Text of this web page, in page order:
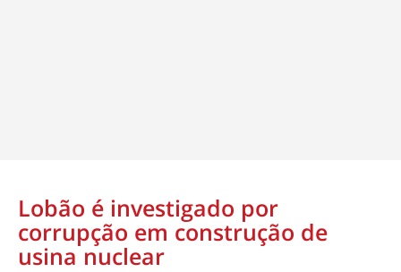
Lobão é investigado por
corrupção em construção de
usina nuclear